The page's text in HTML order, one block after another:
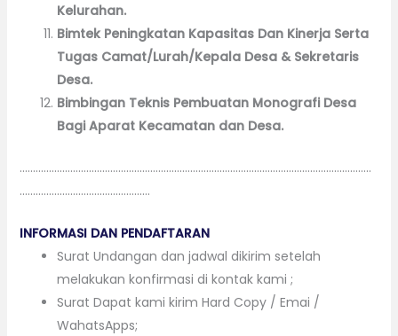
Kelurahan.
Bimtek Peningkatan Kapasitas Dan Kinerja Serta
Tugas Camat/Lurah/Kepala Desa & Sekretaris
Desa.
Bimbingan Teknis Pembuatan Monografi Desa
Bagi Aparat Kecamatan dan Desa.
……………………………………………………………………………………………………………………
………………………………………….
INFORMASI DAN PENDAFTARAN
Surat Undangan dan jadwal dikirim setelah
melakukan konfirmasi di kontak kami ;
Surat Dapat kami kirim Hard Copy / Emai /
WahatsApps;